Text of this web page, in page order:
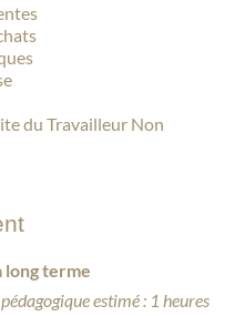
du Travailleur Non
long terme
estimé : 1 heures